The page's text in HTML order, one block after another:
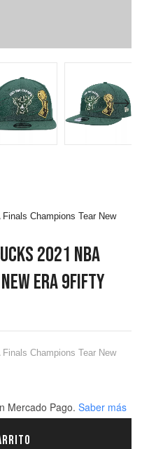
Champions Tear New
2021 NBA
New Era 9fifty
Champions Tear New
Mercado Pago. Saber más